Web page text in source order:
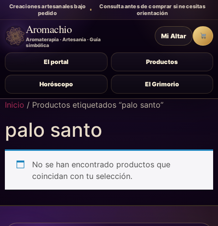
Creaciones artesanales bajo
pedido
Consulta antes de comprar si necesitas
orientación
Aromachio
Aromaterapia · Artesanía · Guía
simbólica
El portal Productos
Horóscopo El Grimorio
Mi Altar
Inicio / Productos etiquetados “palo santo”
palo santo
No se han encontrado productos que
coincidan con tu selección.